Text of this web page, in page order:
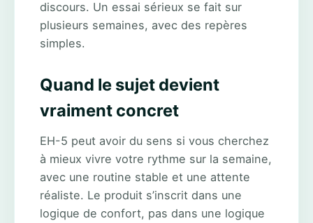
discours. Un essai sérieux se fait sur
plusieurs semaines, avec des repères
simples.
Quand le sujet devient
vraiment concret
EH-5 peut avoir du sens si vous cherchez
à mieux vivre votre rythme sur la semaine,
avec une routine stable et une attente
réaliste. Le produit s’inscrit dans une
logique de confort, pas dans une logique